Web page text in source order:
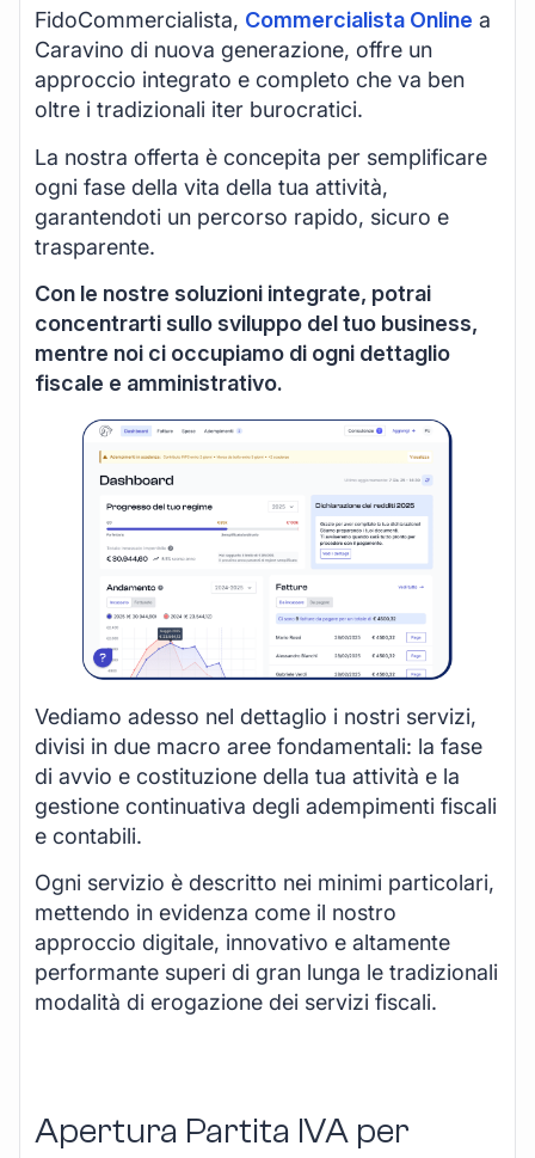
FidoCommercialista, Commercialista Online a
Caravino di nuova generazione, offre un
approccio integrato e completo che va ben
oltre i tradizionali iter burocratici.
La nostra offerta è concepita per semplificare
ogni fase della vita della tua attività,
garantendoti un percorso rapido, sicuro e
trasparente.
Con le nostre soluzioni integrate, potrai
concentrarti sullo sviluppo del tuo business,
mentre noi ci occupiamo di ogni dettaglio
fiscale e amministrativo.
Vediamo adesso nel dettaglio i nostri servizi,
divisi in due macro aree fondamentali: la fase
di avvio e costituzione della tua attività e la
gestione continuativa degli adempimenti fiscali
e contabili.
Ogni servizio è descritto nei minimi particolari,
mettendo in evidenza come il nostro
approccio digitale, innovativo e altamente
performante superi di gran lunga le tradizionali
modalità di erogazione dei servizi fiscali.
Apertura Partita IVA per